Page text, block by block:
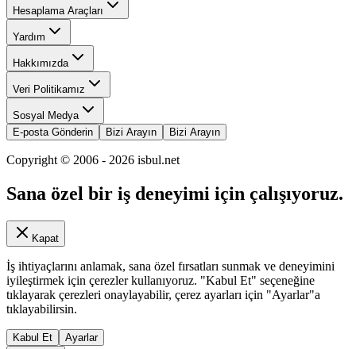
Hesaplama Araçları
Yardım
Hakkımızda
Veri Politikamız
Sosyal Medya
E-posta Gönderin
Bizi Arayın Bizi Arayın
Copyright © 2006 - 2026 isbul.net
Sana özel bir iş deneyimi için çalışıyoruz.
Kapat
İş ihtiyaçlarını anlamak, sana özel fırsatları sunmak ve deneyimini
iyileştirmek için çerezler kullanıyoruz. "Kabul Et" seçeneğine
tıklayarak çerezleri onaylayabilir, çerez ayarları için "Ayarlar"a
tıklayabilirsin.
Kabul Et Ayarlar